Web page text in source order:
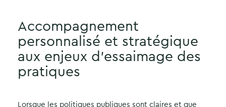
Accompagnement
personnalisé et stratégique
aux enjeux d’essaimage des
pratiques
Lorsque les politiques publiques sont claires et que